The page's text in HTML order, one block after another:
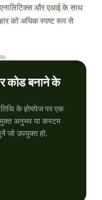
और एआई के साथ
को अधिक स्पष्ट रूप से
कोड बनाने के
के होमपेज पर एक
अनुभव या कस्टम
जो उपयुक्त हो.